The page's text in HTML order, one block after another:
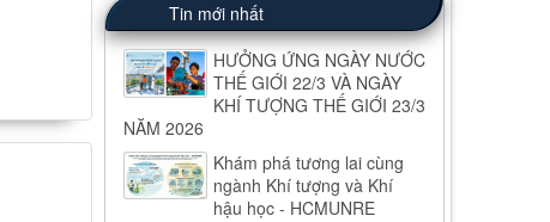
Tin mới nhất
HƯỞNG ỨNG NGÀY NƯỚC
THẾ GIỚI 22/3 VÀ NGÀY
KHÍ TƯỢNG THẾ GIỚI 23/3
NĂM 2026
Khám phá tương lai cùng
ngành Khí tượng và Khí
hậu học - HCMUNRE